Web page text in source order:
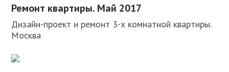
Ремонт квартиры. Май 2017
Дизайн-проект и ремонт 3-х комнатной квартиры.
Москва